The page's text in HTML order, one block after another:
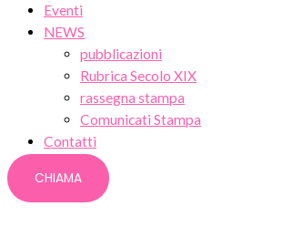
Eventi
NEWS
pubblicazioni
Rubrica Secolo XIX
rassegna stampa
Comunicati Stampa
Contatti
CHIAMA